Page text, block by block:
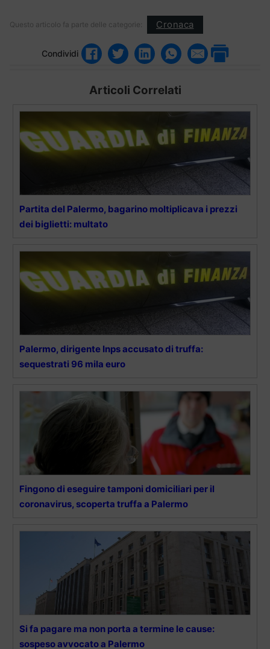
Questo articolo fa parte delle categorie: Cronaca
Condividi
Articoli Correlati
Partita del Palermo, bagarino moltiplicava i prezzi
dei biglietti: multato
Palermo, dirigente Inps accusato di truffa:
sequestrati 96 mila euro
Fingono di eseguire tamponi domiciliari per il
coronavirus, scoperta truffa a Palermo
Si fa pagare ma non porta a termine le cause:
sospeso avvocato a Palermo